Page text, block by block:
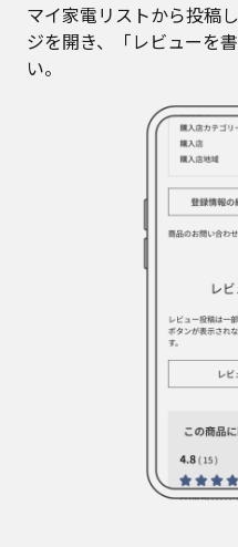
マイ家電リストから投稿
ジを開き、「レビューを
い。